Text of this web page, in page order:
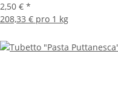
2,50 € *
208,33 € pro 1 kg